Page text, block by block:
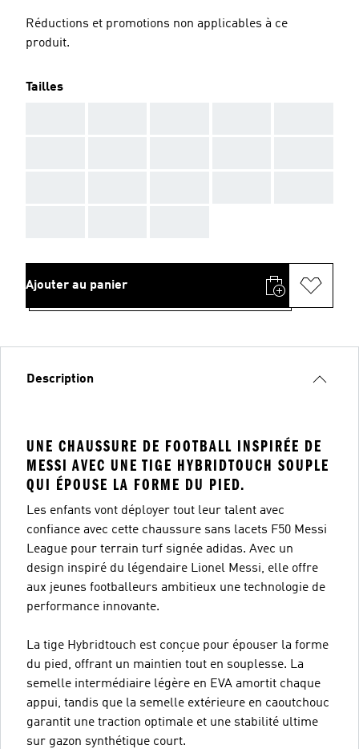
Réductions et promotions non applicables à ce
produit.
Tailles
Ajouter au panier
Description
UNE CHAUSSURE DE FOOTBALL INSPIRÉE DE
MESSI AVEC UNE TIGE HYBRIDTOUCH SOUPLE
QUI ÉPOUSE LA FORME DU PIED.
Les enfants vont déployer tout leur talent avec
confiance avec cette chaussure sans lacets F50 Messi
League pour terrain turf signée adidas. Avec un
design inspiré du légendaire Lionel Messi, elle offre
aux jeunes footballeurs ambitieux une technologie de
performance innovante.
La tige Hybridtouch est conçue pour épouser la forme
du pied, offrant un maintien tout en souplesse. La
semelle intermédiaire légère en EVA amortit chaque
appui, tandis que la semelle extérieure en caoutchouc
garantit une traction optimale et une stabilité ultime
sur gazon synthétique court.